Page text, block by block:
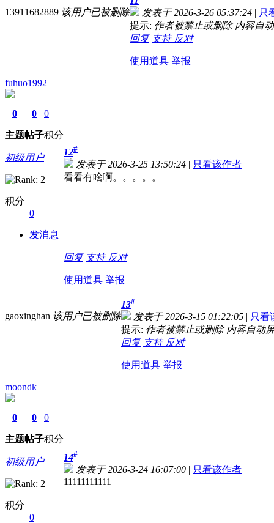
13911682889 该用户已被删除 发表于 2026-3-26 05:37:24 | 只
提示: 作者被禁止或删除 内容自
回复 支持 反对
使用道具 举报
fuhuo1992
0
主题
0
帖子
0
积分
初级用户
积分
0
发消息
12#
发表于 2026-3-25 13:50:24 | 只看该作者
看看有啥啊。。。。。
回复 支持 反对
使用道具 举报
gaoxinghan 该用户已被删除
13#
发表于 2026-3-15 01:22:05 | 只看
提示: 作者被禁止或删除 内容自动
回复 支持 反对
使用道具 举报
moondk
0
主题
0
帖子
0
积分
初级用户
积分
0
14#
发表于 2026-3-24 16:07:00 | 只看该作者
11111111111